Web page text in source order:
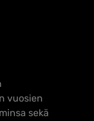
vuosien
sekä